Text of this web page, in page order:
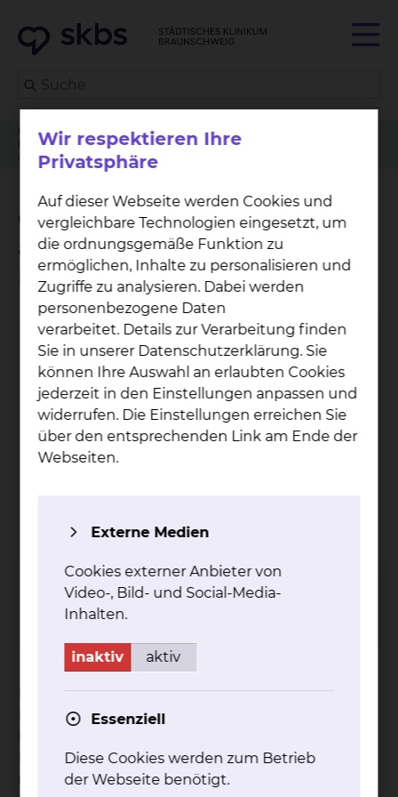
Patienten
Angehörige & Besucher
Plastische, Ästhetische & Handchirurgie
Operative Behandlung von akuten Verletzungen der Hand
Operative Behandlung von
akuten Verletzungen der
Hand
Tel.:+49 531 595 1248
Fax: +49 531 595 1723
Per E-Mail kontaktieren
In der Handchirurgie werden sowohl
Notfallbehandlungen akuter Verletzungen der
Eingriffe inklusive endoskopischer und
mikrochirurgischer Eingriffe durchgeführt. Ein
Wir respektieren Ihre
Privatsphäre
Auf dieser Webseite werden Cookies und
vergleichbare Technologien eingesetzt, um
die ordnungsgemäße Funktion zu
ermöglichen, Inhalte zu personalisieren und
Zugriffe zu analysieren. Dabei werden
personenbezogene Daten
verarbeitet. Details zur Verarbeitung finden
Sie in unserer Datenschutzerklärung. Sie
können Ihre Auswahl an erlaubten Cookies
jederzeit in den Einstellungen anpassen und
widerrufen. Die Einstellungen erreichen Sie
über den entsprechenden Link am Ende der
Webseiten.
Externe Medien
Cookies externer Anbieter von
Video-, Bild- und Social-Media-
Inhalten.
inaktiv aktiv
Essenziell
Diese Cookies werden zum Betrieb
der Webseite benötigt.